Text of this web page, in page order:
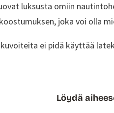
luksusta omiin
joka voi olla
ei pidä käyttää
Löydä